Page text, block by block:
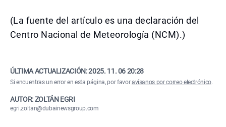
(La fuente del artículo es una declaración del
Centro Nacional de Meteorología (NCM).)
ÚLTIMA ACTUALIZACIÓN:2025. 11. 06 20:28
Si encuentras un error en esta página, por favoravísanos por correo electrónico.
AUTOR: ZOLTÁN EGRI
egri.zoltan@dubainewsgroup.com